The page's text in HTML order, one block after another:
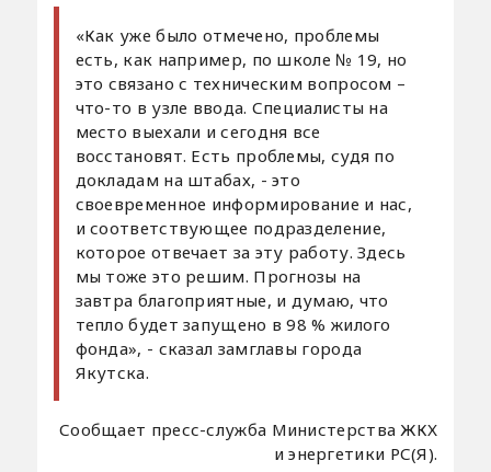
«Как уже было отмечено, проблемы
есть, как например, по школе № 19, но
это связано с техническим вопросом –
что-то в узле ввода. Специалисты на
место выехали и сегодня все
восстановят. Есть проблемы, судя по
докладам на штабах, - это
своевременное информирование и нас,
и соответствующее подразделение,
которое отвечает за эту работу. Здесь
мы тоже это решим. Прогнозы на
завтра благоприятные, и думаю, что
тепло будет запущено в 98 % жилого
фонда», - сказал замглавы города
Якутска.
Сообщает пресс-служба Министерства ЖКХ
и энергетики РС(Я).